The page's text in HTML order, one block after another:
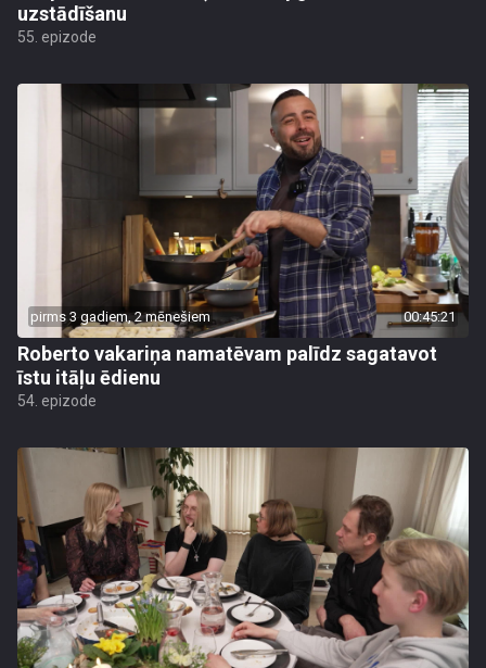
uzstādīšanu
55. epizode
pirms 3 gadiem, 2 mēnešiem 00:45:21
Roberto vakariņa namatēvam palīdz sagatavot
īstu itāļu ēdienu
54. epizode